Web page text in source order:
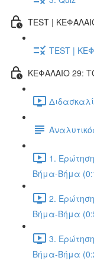
TEST |
TEST |
ΚΕΦΑΛΑΙΟ 29:
1.
Βήμα-Βήμα
2.
Βήμα-Βήμα
3.
Βήμα-Βήμα